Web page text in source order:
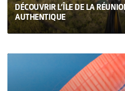
DÉCOUVRIR L’ÎLE DE LA
AUTHENTIQUE